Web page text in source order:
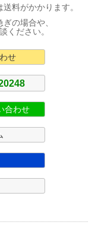
料がかかります。
の場合や、
ください。
せ
合わせ